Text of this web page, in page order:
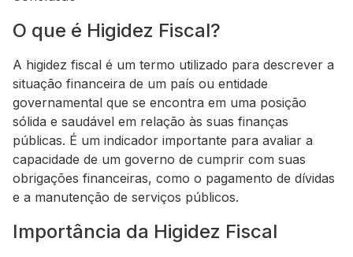
O que é Higidez Fiscal?
A higidez fiscal é um termo utilizado para descrever a
situação financeira de um país ou entidade
governamental que se encontra em uma posição
sólida e saudável em relação às suas finanças
públicas. É um indicador importante para avaliar a
capacidade de um governo de cumprir com suas
obrigações financeiras, como o pagamento de dívidas
e a manutenção de serviços públicos.
Importância da Higidez Fiscal